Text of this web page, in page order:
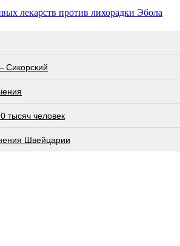
лекарств против лихорадки Эбола
Сикорский
тысяч человек
Швейцарии